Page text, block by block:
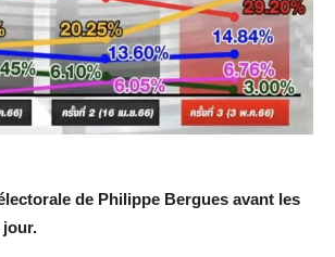
de Philippe Bergues avant les
jour.